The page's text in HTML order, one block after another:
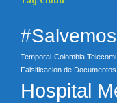
Temporal Colombia
Falsificacion de Documentos
Hospital